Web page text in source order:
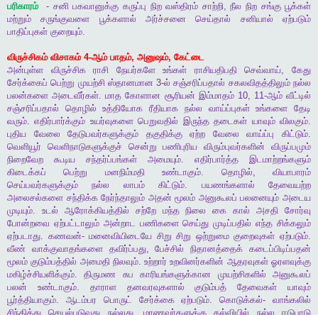
பரிகாரம்
- சனி பகவானுக்கு கருப்பு நிற வஸ்திரம் சாற்றி,நீல நிற சங்கு பூக்கள்
மற்றும்
சருங்குவளை பூக்களால் அர்ச்சனை செய்தால் சனியால்
ஏற்படும்
பாதிப்புகள் குறையும்.
விருச்சிகம் விசாகம்4-ஆம் பாதம், அனுஷம், கேட்டை
அன்புள்ள
விருச்சிக ராசி நேயர்களே உங்கள் ராசியதிபதி செவ்வாய்,கேது
சேர்க்கைப் பெற்று முயற்சி ஸ்தானமான 3-ல் சஞ்சரிப்பதால் சகலவிதத்திலும் நல்ல
பலன்களை அடைவீர்கள்.மாத கோளான சூரியன் இம்மாதம்10, 11-ஆம் வீட்டில்
சஞ்சரிப்பதால்
தொழில் உத்தியோக ரீதியாக நல்ல வாய்ப்புகள் உங்களை
தேடி
வரும்.எதிர்பார்க்கும் உயர்வுகளை பெறுவதில் இருந்த தடைகள் யாவும் விலகும்.
புதிய
வேலை தேடுபவர்களுக்கும் தகுதிக்கு ஏற்ற வேலை வாய்ப்பு கிட்டும்.
வெளியூர்
வெளிநாடுகளுக்குச் சென்று பணிபுரிய விரும்புவர்களின்
விருப்பமும்
நிறைவேற
கூடிய சந்தர்ப்பங்கள் அமையும். எதிர்பார்த்த
இடமாற்றங்களும்
கிடைக்கப்
பெற்று மனநிம்மதி உண்டாகும். தொழில்,வியாபாரம்
செய்பவர்களுக்கும்
நல்ல லாபம் கிட்டும். பயணங்களால்
தேவையற்ற
அலைசல்களை சந்திக்க நேர்ந்தாலும் அதன் மூலம் அனுகூலப் பலனையும் அடைய
முடியும். உடல் ஆரோக்கியத்தில் சற்றே மந்த நிலை கை கால் அசதி
சோர்வு
போன்றவை ஏற்பட்டாலும் அன்றாட பணிகளை செய்து முடிப்பதில் எந்த சிக்கலும்
ஏற்படாது. கணவன்-மனைவியிடையே சிறு சிறு ஒற்றுமை குறைவுகள் ஏற்படும்.
வீண் வாக்குவாதங்களை தவிர்ப்பது,பேச்சில் நிதானத்தைக்
கடைப்பிடிப்பதன்
மூலம் குடும்பத்தில் அமைதி நிலவும்.உற்றார் உறவினர்களின் ஆதரவுகள் ஓரளவுக்கு
மகிழ்ச்சியளிக்கும்.திருமண சுப காரியங்களுக்கான முயற்சிகளில்
அனுகூலப்
பலன்
உண்டாகும். தாராள தனவரவுகளால் குடும்பத் தேவைகள்
யாவும்
பூர்த்தியாகும். ஆடம்பர பொருட் சேர்க்கை ஏற்படும்.கொடுக்கல்-வாங்கலில்
சிந்தித்து
செயல்படுவது நல்லது.மாணவர்களுக்கு கல்வியில் நல்ல ஈடுபாடு